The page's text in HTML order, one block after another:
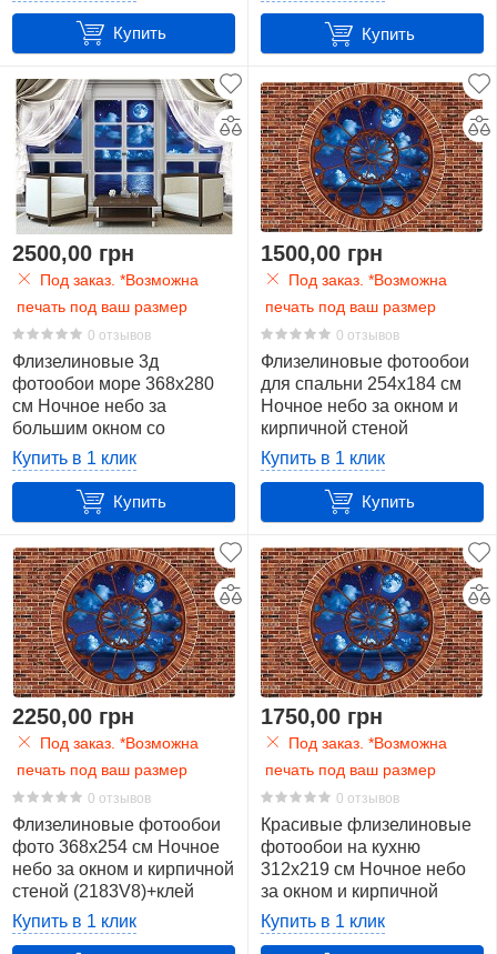
Купить Купить
2500,00 грн
Под заказ. *Возможна
печать под ваш размер
0 отзывов
Флизелиновые 3д
фотообои море 368x280
см Ночное небо за
большим окном со
шторами (10625V10)
+клей
Купить в 1 клик
Купить
1500,00 грн
Под заказ. *Возможна
печать под ваш размер
0 отзывов
Флизелиновые фотообои
для спальни 254x184 см
Ночное небо за окном и
кирпичной стеной
(2183V4)+клей
Купить в 1 клик
Купить
2250,00 грн
Под заказ. *Возможна
печать под ваш размер
0 отзывов
Флизелиновые фотообои
фото 368x254 см Ночное
небо за окном и кирпичной
стеной (2183V8)+клей
Купить в 1 клик
1750,00 грн
Под заказ. *Возможна
печать под ваш размер
0 отзывов
Красивые флизелиновые
фотообои на кухню
312x219 см Ночное небо
за окном и кирпичной
стеной (2183VEXXL)+клей
Купить в 1 клик